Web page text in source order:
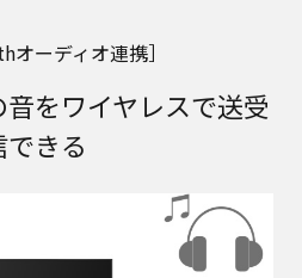
オーディオ連携］
をワイヤレスで送受
できる